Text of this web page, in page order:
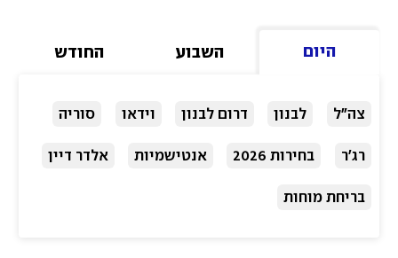
היום השבוע החודש
צה"ל לבנון דרום לבנון וידאו סוריה
רג'ר בחירות 2026 אנטישמיות אלדר דיין
בריחת מוחות